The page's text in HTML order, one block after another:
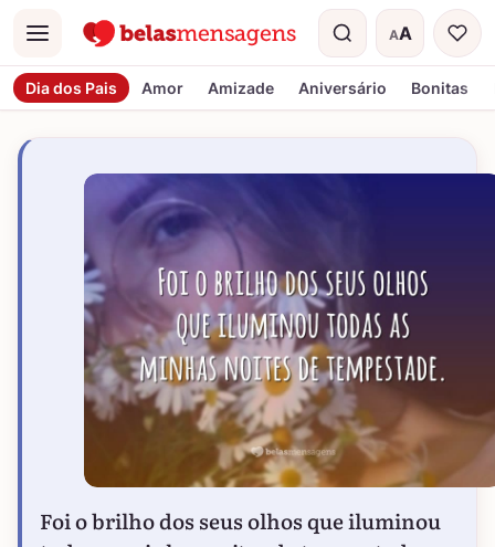
Menu AA
Tamanho do
Dia dos Pais Amor Amizade Aniversário Bonitas
Foi o brilho dos seus olhos que iluminou